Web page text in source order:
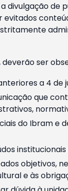
divulgação
ser
a 4
que
do Ibram e
objetivos,
e às